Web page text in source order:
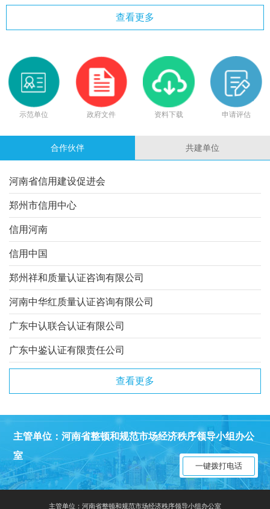
查看更多
示范单位 政府文件 资料下载 申请评估
合作伙伴 共建单位
河南省信用建设促进会
郑州市信用中心
信用河南
信用中国
郑州祥和质量认证咨询有限公司
河南中华红质量认证咨询有限公司
广东中认联合认证有限公司
广东中鉴认证有限责任公司
查看更多
主管单位：河南省整顿和规范市场经济秩序领导小组办公
室
一键拨打电话
主管单位：河南省整顿和规范市场经济秩序领导小组办公室